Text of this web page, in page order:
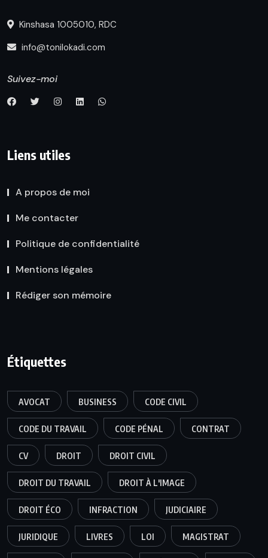
Kinshasa 1005010, RDC
info@tonilokadi.com
Suivez-moi
Liens utiles
A propos de moi
Me contacter
Politique de confidentialité
Mentions légales
Rédiger son mémoire
Étiquettes
AVOCAT BUSINESS CODE CIVIL
CODE DU TRAVAIL CODE PÉNAL CONTRAT
CV DROIT DROIT CIVIL
DROIT DU TRAVAIL DROIT À L'IMAGE
DROIT ÉCO INFRACTION JUDICIAIRE
JURIDIQUE LIVRES LOI MAGISTRAT